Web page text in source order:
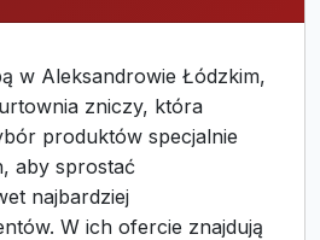
w Aleksandrowie Łódzkim,
zniczy, która
produktów specjalnie
aby sprostać
najbardziej
W ich ofercie znajdują